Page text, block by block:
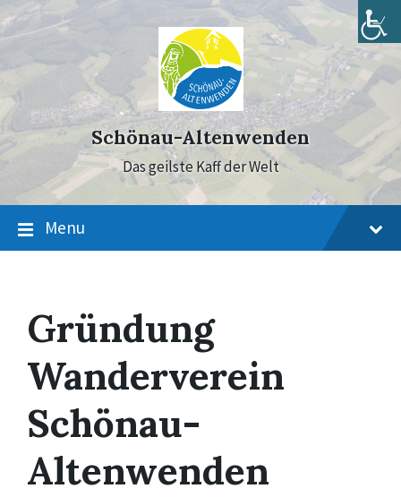
to
content
to
main
navigation
to
footer
Schönau-Altenwenden
Das geilste Kaff der Welt
Menu
Gründung
Wanderverein
Schönau-
Altenwenden